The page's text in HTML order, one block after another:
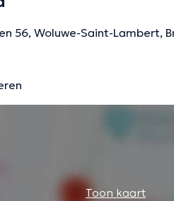
56, Woluwe-Saint-Lambert,
Toon kaart